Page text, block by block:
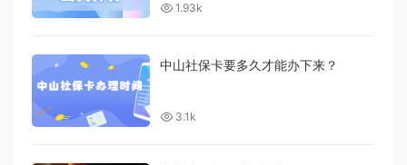
1.93k
中山社保卡要多久才能办下来？
3.1k